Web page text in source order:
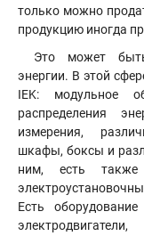
только можно
продукцию иногда
Это может
энергии. В этой
IEK: модульное
распределения
измерения,
шкафы, боксы и
ним, есть также
Есть